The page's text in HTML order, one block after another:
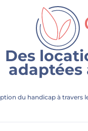
Des
du handicap à travers